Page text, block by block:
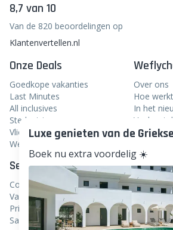
8,7 van 10
Van de 820 beoordelingen op
Klantenvertellen.nl
Onze Deals
Goedkope vakanties
Last Minutes
All inclusives
Stedentrips
Vliegtickets
Weekendje weg
Over ons
Hoe
In het
Blog
Service
Contact
Vacatures
Privacy
Samenwerken
Volg
Linkedin
Luxe genieten van de
Boek nu extra voordelig ☀️